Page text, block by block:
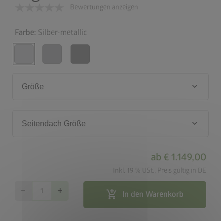
Bewertungen anzeigen
Farbe: Silber-metallic
Größe keyboard_arrow_down
Seitendach Größe keyboard_arrow_down
ab € 1.149,00
Inkl. 19 % USt., Preis gültig in DE
remove add add_shopping_cart In den Warenkorb